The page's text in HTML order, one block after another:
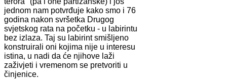
jednom nam potvrđuje kako smo i 76
godina nakon svršetka Drugog
svjetskog rata na početku - u labirintu
bez izlaza. Taj su labirint smišljeno
konstruirali oni kojima nije u interesu
istina, u nadi da će njihove laži
zaživjeti i vremenom se pretvoriti u
činjenice.